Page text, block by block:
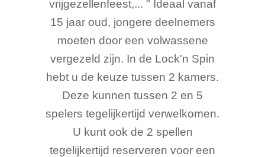
vrijgezellenfeest,... " Ideaal vanaf
15 jaar oud, jongere deelnemers
moeten door een volwassene
vergezeld zijn. In de Lock'n Spin
hebt u de keuze tussen 2 kamers.
Deze kunnen tussen 2 en 5
spelers tegelijkertijd verwelkomen.
U kunt ook de 2 spellen
tegelijkertijd reserveren voor een